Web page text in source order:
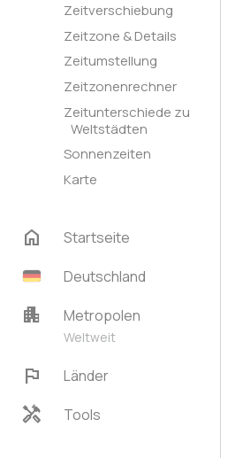
Zeitverschiebung
Zeitzone & Details
Zeitumstellung
Zeitzonenrechner
Zeitunterschiede zu
Weltstädten
Sonnenzeiten
Karte
home
Startseite
Deutschland
apartment Metropolen
Weltweit
flag Länder
handyman Tools